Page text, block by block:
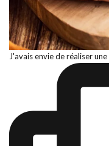
J'avais envie de réaliser